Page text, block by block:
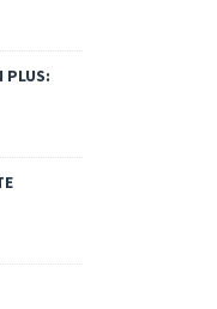
PLUS: